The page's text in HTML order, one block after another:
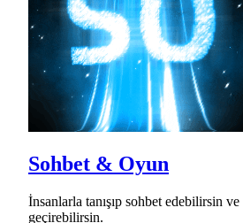
Sohbet & Oyun
İnsanlarla tanışıp sohbet edebilirsin
geçirebilirsin.